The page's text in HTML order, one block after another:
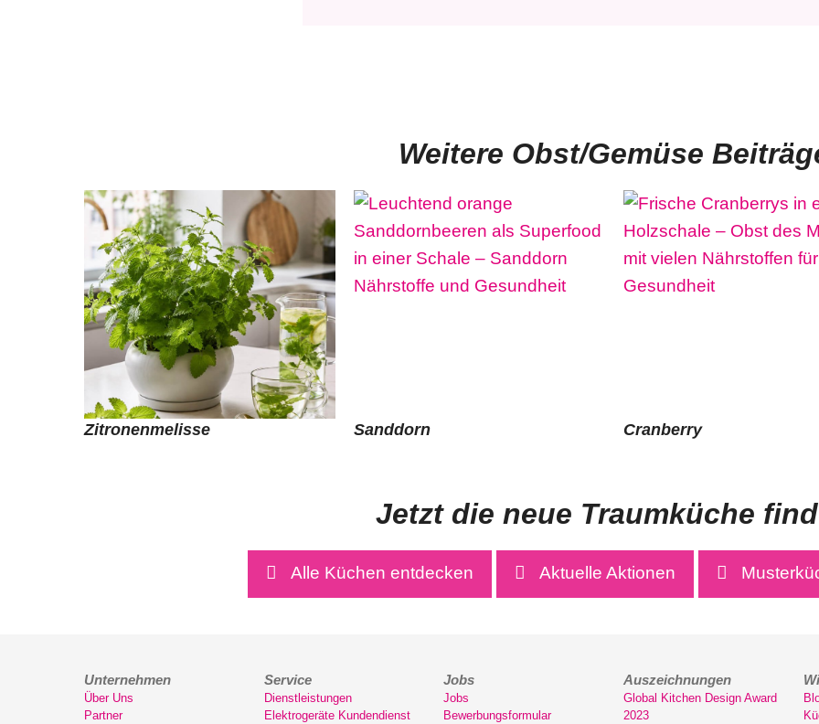
Weitere Obst/Gemüse
Zitronenmelisse Sanddorn Cranberry
Jetzt die neue Traumküche
Alle Küchen entdecken Aktuelle Aktionen
Unternehmen
Über Uns
Partner
Service
Dienstleistungen
Elektrogeräte Kundendienst
Jobs
Jobs
Bewerbungsformular
Auszeichnungen
Global Kitchen Design Award
2023